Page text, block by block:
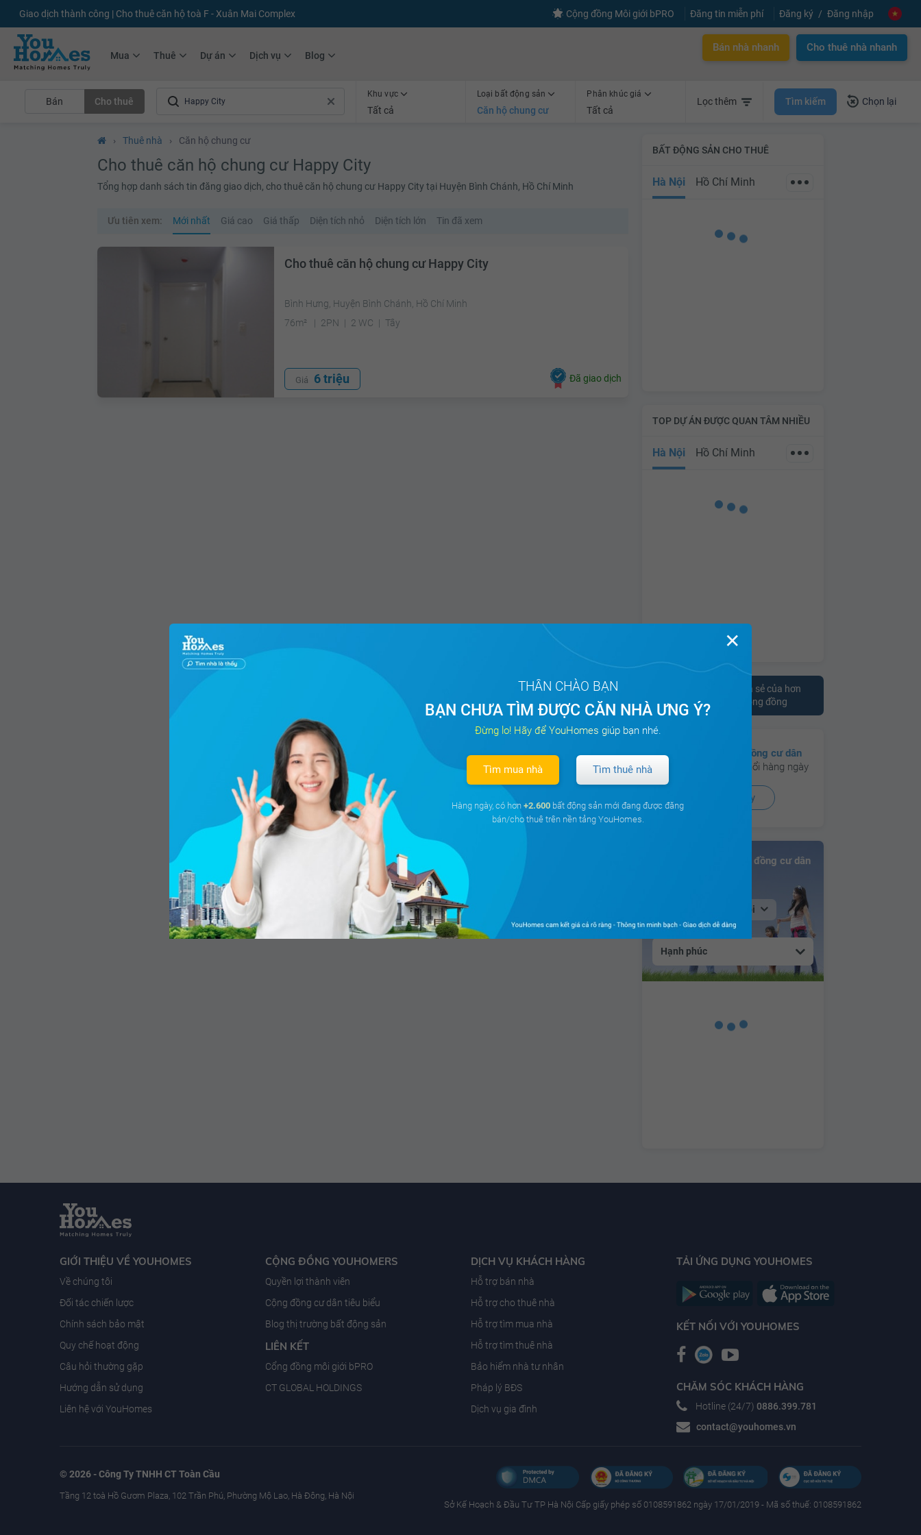
Giao dịch thành công | Cho thuê căn hộ toà F - Xuân Mai Complex Cộng đồng Môi giới bPRO Đăng tin miễn phí Đăng ký Đăng nhập
Mua Thuê Dự án Dịch vụ Blog
Bán nhà nhanh Cho thuê nhà nhanh
Bán Cho thuê
Khu vực
Tất cả
Loại bất động sản
Căn hộ chung cư
Phân khúc giá
Tất cả
Lọc thêm Tìm kiếm Chọn lại
› Thuê nhà › Căn hộ chung cư
Cho thuê căn hộ chung cư Happy City
Tổng hợp danh sách tin đăng giao dịch, cho thuê căn hộ chung cư Happy City tại Huyện Bình Chánh, Hồ Chí Minh
Ưu tiên xem: Mới nhất Giá cao Giá thấp Diện tích nhỏ Diện tích lớn Tin đã xem
Cho thuê căn hộ chung cư Happy City
Bình Hưng, Huyện Bình Chánh, Hồ Chí Minh
76m²
2PN 2 WC Tây
Giá 6 triệu Đã giao dịch
BẤT ĐỘNG SẢN CHO THUÊ
Hà Nội Hồ Chí Minh
TOP DỰ ÁN ĐƯỢC QUAN TÂM NHIỀU
Hà Nội Hồ Chí Minh
Tham khảo ý kiến chia sẻ của hơn
10.000 cư dân trên cộng đồng
Có hơn
130 cộng đồng cư dân
đang hoạt động sôi nổi hàng ngày
Xem ngay
Bảng xếp hạng Cộng đồng cư dân
Tại Hà Nội
Hạnh phúc
GIỚI THIỆU VỀ YOUHOMES
Về chúng tôi
Đối tác chiến lược
Chính sách bảo mật
Quy chế hoạt động
Câu hỏi thường gặp
Hướng dẫn sử dụng
Liên hệ với YouHomes
CỘNG ĐỒNG YOUHOMERS
Quyền lợi thành viên
Cộng đồng cư dân tiêu biểu
Blog thị trường bất động sản
LIÊN KẾT
Cổng đồng môi giới bPRO
CT GLOBAL HOLDINGS
DỊCH VỤ KHÁCH HÀNG
Hỗ trợ bán nhà
Hỗ trợ cho thuê nhà
Hỗ trợ tìm mua nhà
Hỗ trợ tìm thuê nhà
Bảo hiểm nhà tư nhân
Pháp lý BĐS
Dịch vụ gia đình
TẢI ỨNG DỤNG YOUHOMES
KẾT NỐI VỚI YOUHOMES
CHĂM SÓC KHÁCH HÀNG
Hotline (24/7) 0886.399.781
contact@youhomes.vn
© 2026 - Công Ty TNHH CT Toàn Cầu
Tầng 12 toà Hồ Gươm Plaza, 102 Trần Phú, Phường Mộ Lao, Hà Đông, Hà Nội
Sở Kế Hoạch & Ðầu Tư TP Hà Nội Cấp giấy phép số 0108591862 ngày 17/01/2019 - Mã số thuế: 0108591862
✕
THÂN CHÀO BẠN
BẠN CHƯA TÌM ĐƯỢC CĂN NHÀ ƯNG Ý?
Đừng lo! Hãy để YouHomes giúp bạn nhé.
Tìm mua nhà Tìm thuê nhà
Hàng ngày, có hơn +2.600 bất động sản mới đang được đăng
bán/cho thuê trên nền tảng YouHomes.